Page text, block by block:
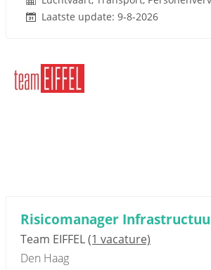
Laatste update: 9-8-2026
Risicomanager
Team EIFFEL(1 vacature)
Den Haag